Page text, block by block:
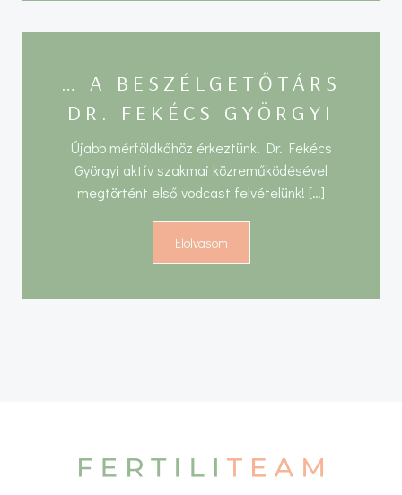
… A BESZÉLGETŐTÁRS
DR. FEKÉCS GYÖRGYI
Újabb mérföldkőhöz érkeztünk! Dr. Fekécs
Györgyi aktív szakmai közreműködésével
megtörtént első vodcast felvételünk! […]
Elolvasom